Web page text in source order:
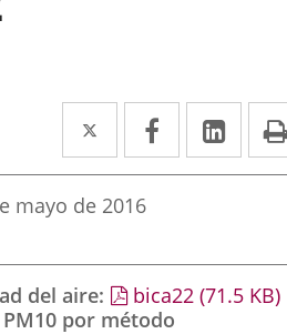
Twitter
Enlace
a
una
externa.
Facebook
Enlace
a
externa.
a
mayo de 2016
del aire
bica22 (71.5 KB)
por método